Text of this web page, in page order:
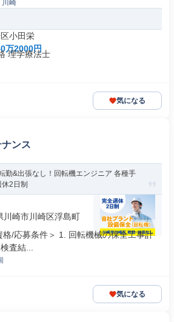
川崎
小田栄
万2000円
理学療法士
気になる
ンス
勤&出張なし！回転機エンジニア 各種手
2日制
川崎市川崎区浮島町
/応募条件＞ 1. 回転機械の保全工事計
査結...
気になる